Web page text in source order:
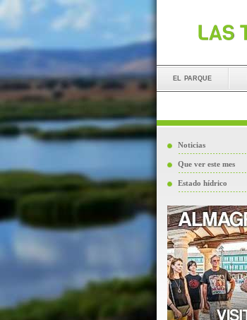
el parque
Noticias
Que ver este mes
Estado hídrico